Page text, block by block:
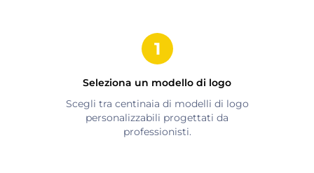
Seleziona un modello di logo
Scegli tra centinaia di modelli di logo
personalizzabili progettati da
professionisti.